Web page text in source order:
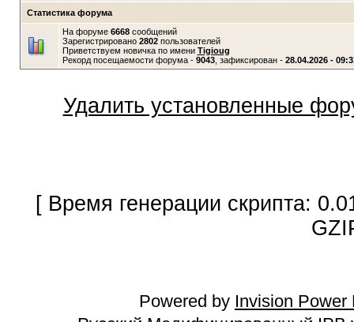
Статистика форума
На форуме 6668сообщений
Зарегистрировано 2802пользователей
Приветствуем новичка по имени Tigioug
Рекорд посещаемости форума - 9043, зафиксирован - 28.04.2026 -
Удалить установленные
[ Время генерации скрипта:
Powered by Invision Power